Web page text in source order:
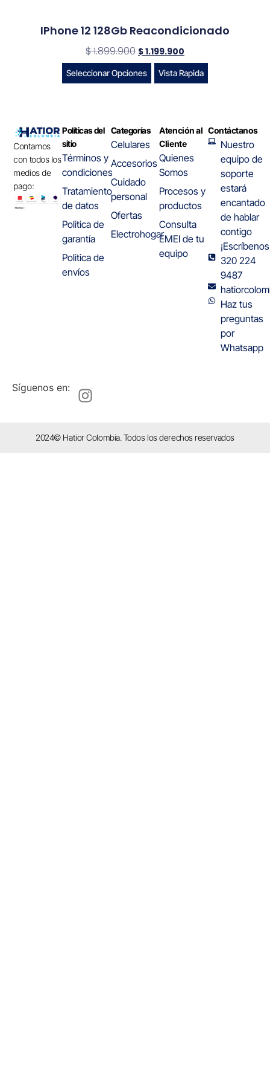
IPhone 12 128Gb Reacondicionado
$1.899.900 $1.199.900
Seleccionar Opciones Vista Rapida
Contamos
con todos los
medios de
pago:
Políticas del
sitio
Términos y
condiciones
Tratamiento
de datos
Politica de
garantía
Politica de
envíos
Categorías
Celulares
Accesorios
Cuidado
personal
Ofertas
Electrohogar
Atención al
Cliente
Quienes
Somos
Procesos y
productos
Consulta
EMEI de tu
equipo
Contáctanos
Nuestro
equipo de
soporte
estará
encantado
de hablar
contigo
320 224
9487
Haz tus
preguntas
por
Whatsapp
Síguenos en:
2024© Hatior Colombia. Todos los derechos reservados